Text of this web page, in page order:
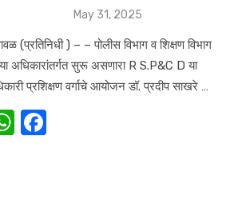
Posted
May 31, 2025
(प्रतिनिधी ) – – पोलीस विभाग व शिक्षण विभाग
अधिकारांतर्गत सुरू असणारा R S.P&C D या
प्रशिक्षण वर्गाचे आयोजन डॉ. प्रदीप साखरे …
W